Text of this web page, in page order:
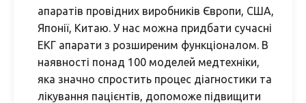
апаратів провідних виробників Європи, США,
Японії, Китаю. У нас можна придбати сучасні
ЕКГ апарати з розширеним функціоналом. В
наявності понад 100 моделей медтехніки,
яка значно спростить процес діагностики та
лікування пацієнтів, допоможе підвищити